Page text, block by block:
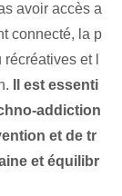
avoir accès a
connecté, la p
et l
Il est essenti
addiction
et de tr
et équilibr